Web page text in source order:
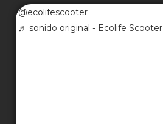
@ecolifescooter
♬ sonido original - Ecolife Scooter